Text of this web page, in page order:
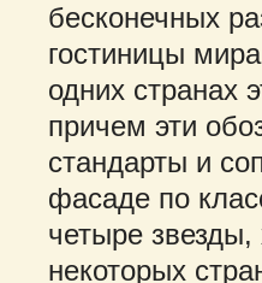
бесконечных
гостиницы
одних странах
причем эти
стандарты и
фасаде по
четыре
некоторых